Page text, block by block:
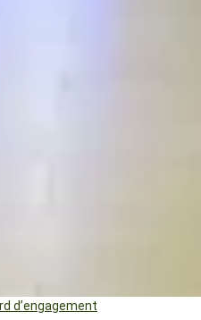
d’engagement